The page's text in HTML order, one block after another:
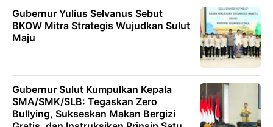
Gubernur Yulius Selvanus Sebut
BKOW Mitra Strategis Wujudkan Sulut
Maju
Gubernur Sulut Kumpulkan Kepala
SMA/SMK/SLB: Tegaskan Zero
Bullying, Sukseskan Makan Bergizi